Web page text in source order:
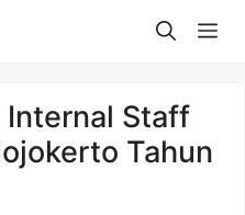
Staff
Tahun